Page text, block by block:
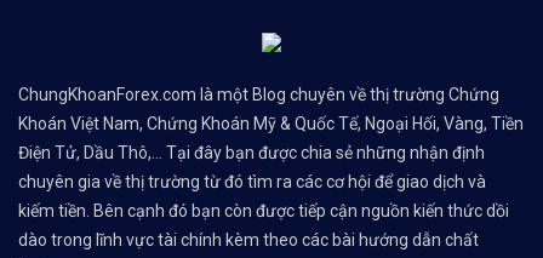
ChungKhoanForex.com là một Blog chuyên về thị trường Chứng
Khoán Việt Nam, Chứng Khoán Mỹ & Quốc Tế, Ngoại Hối, Vàng, Tiền
Điện Tử, Dầu Thô,... Tại đây bạn được chia sẻ những nhận định
chuyên gia về thị trường từ đó tìm ra các cơ hội để giao dịch và
kiếm tiền. Bên cạnh đó bạn còn được tiếp cận nguồn kiến thức dồi
dào trong lĩnh vực tài chính kèm theo các bài hướng dẫn chất